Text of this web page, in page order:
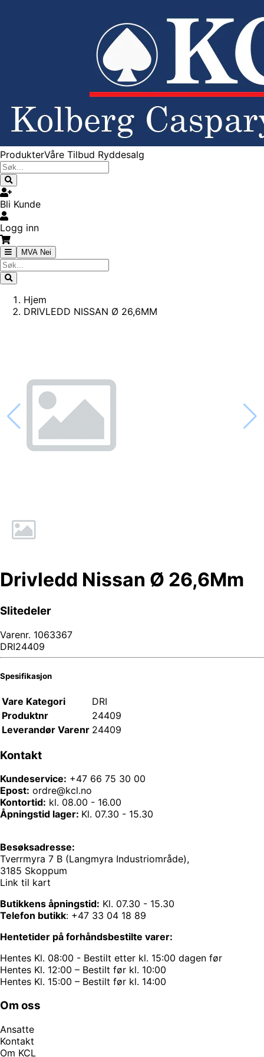
ProdukterVåre Tilbud Ryddesalg
Bli Kunde
Logg inn
MVA Nei
Hjem
DRIVLEDD NISSAN Ø 26,6MM
Drivledd Nissan Ø 26,6Mm
Slitedeler
Varenr. 1063367
DRI24409
Spesifikasjon
Vare Kategori
DRI
Produktnr
24409
Leverandør Varenr 24409
Kontakt
Kundeservice: +47 66 75 30 00
Epost: ordre@kcl.no
Kontortid: kl. 08.00 - 16.00
Åpningstid lager: Kl. 07.30 - 15.30
Besøksadresse:
Tverrmyra 7 B (Langmyra Industriområde),
3185 Skoppum
Link til kart
Butikkens åpningstid: Kl. 07.30 - 15.30
Telefon butikk: +47 33 04 18 89
Hentetider på forhåndsbestilte varer:
Hentes Kl. 08:00 - Bestilt etter kl. 15:00 dagen før
Hentes Kl. 12:00 – Bestilt før kl. 10:00
Hentes Kl. 15:00 – Bestilt før kl. 14:00
Om oss
Ansatte
Kontakt
Om KCL